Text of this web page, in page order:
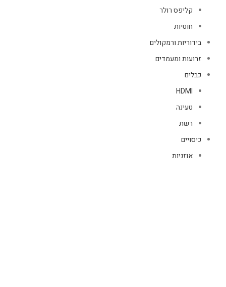
קליפס רולר
חוטיות
בידוריות ורמקולים
זרועות ומעמדים
כבלים
HDMI
טעינה
רשת
כיסויים
אוזניות